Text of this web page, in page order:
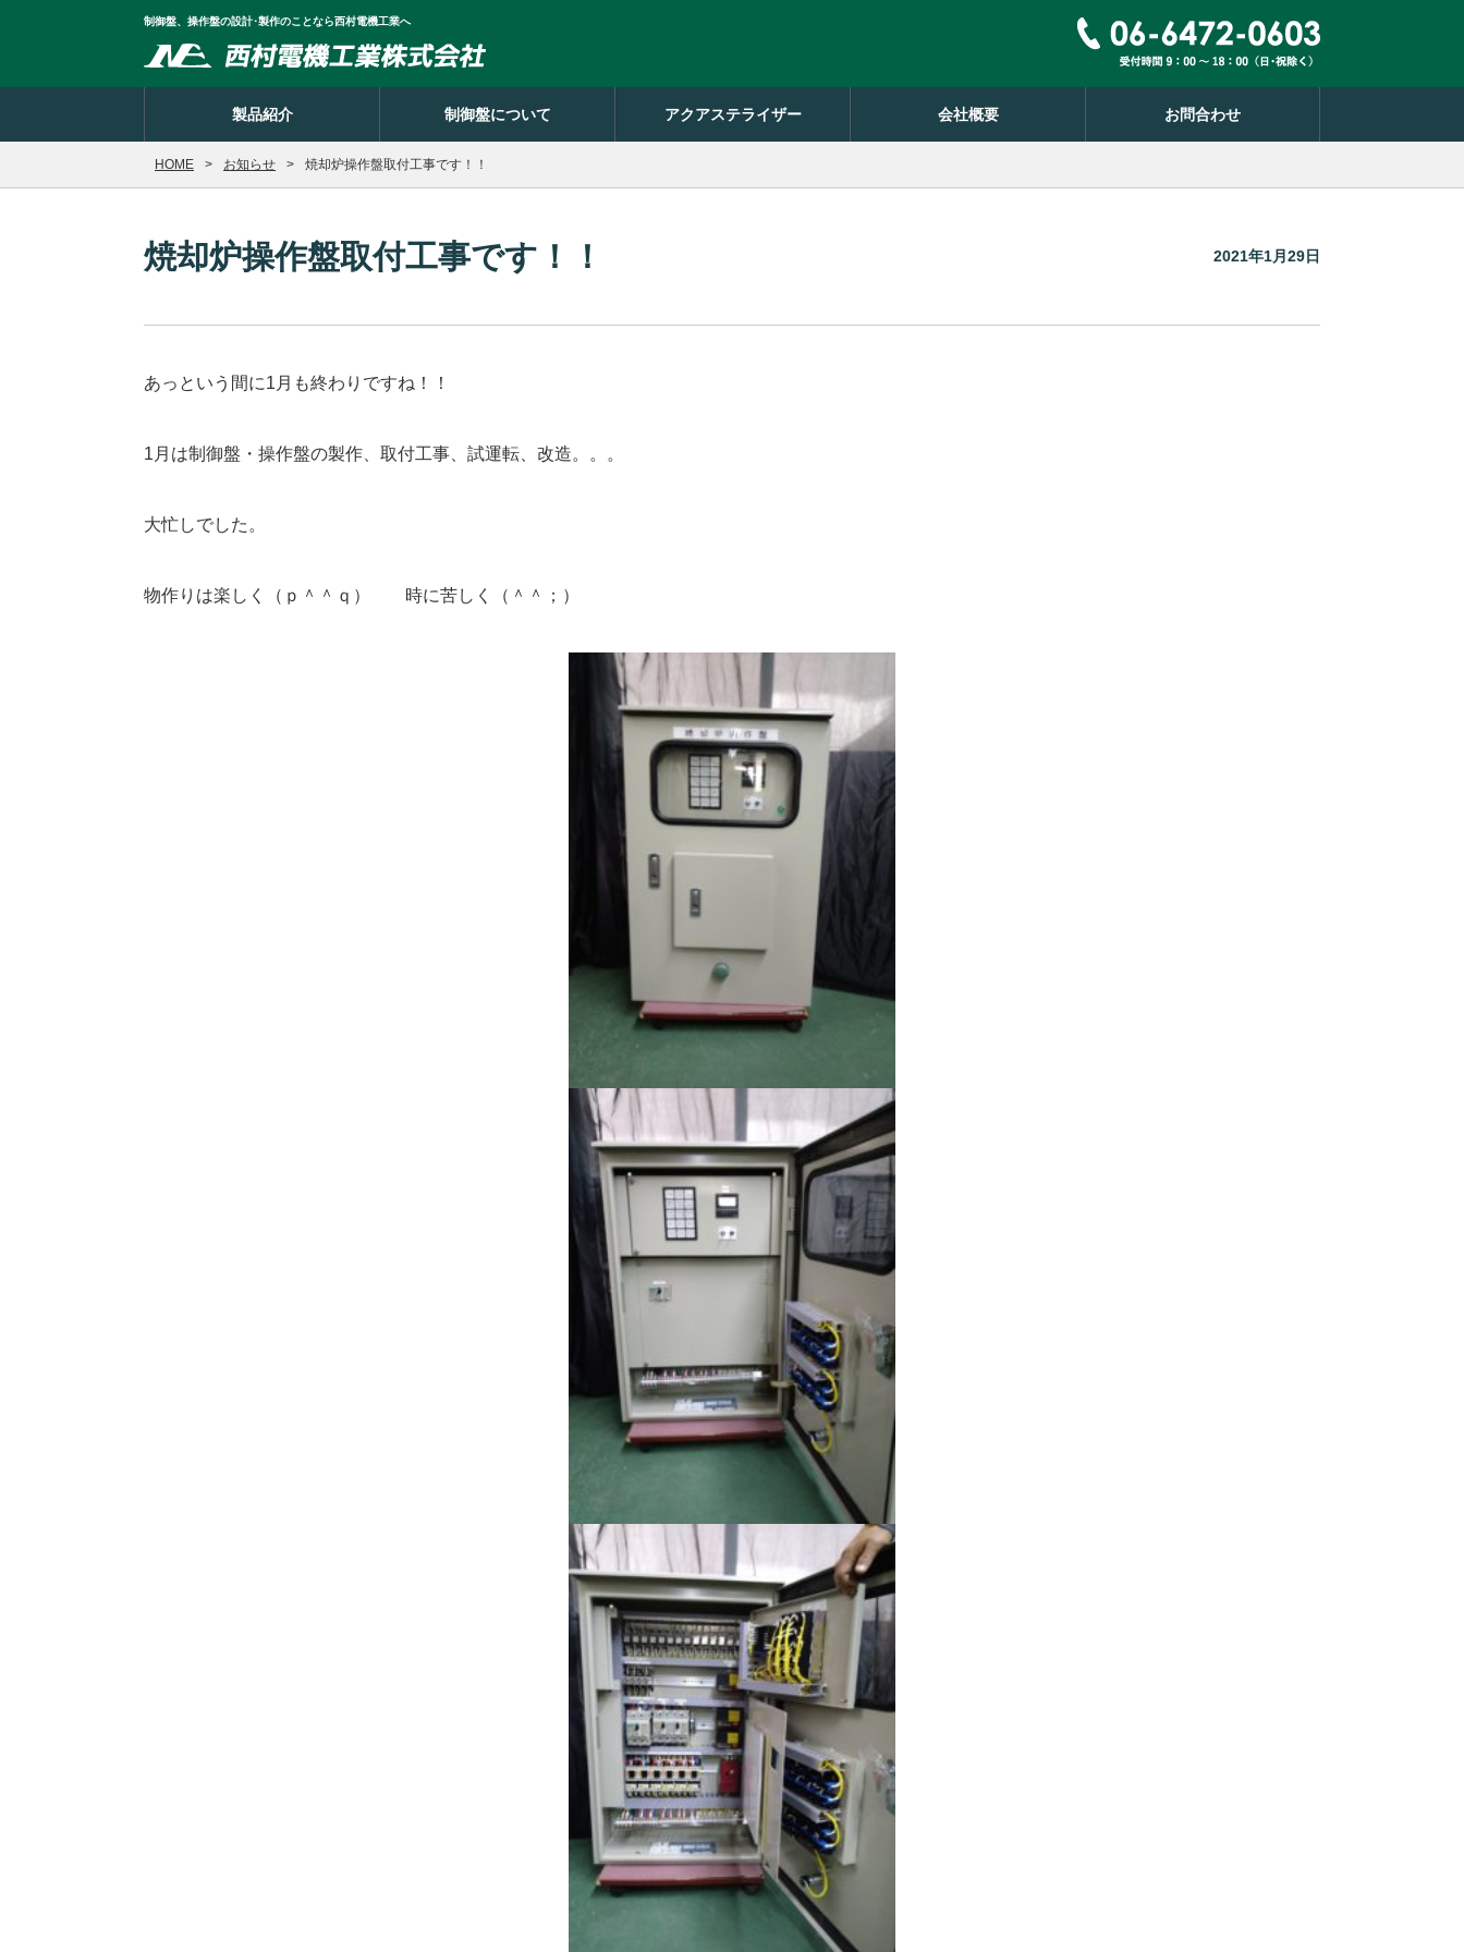
制御盤、操作盤の設計･製作のことなら西村電機工業へ
製品紹介 制御盤について アクアステライザー 会社概要 お問合わせ
HOME お知らせ 焼却炉操作盤取付工事です！！
焼却炉操作盤取付工事です！！ 2021年1月29日
あっという間に1月も終わりですね！！
1月は制御盤・操作盤の製作、取付工事、試運転、改造。。。
大忙しでした。
物作りは楽しく（ｐ＾＾ｑ） 時に苦しく（＾＾；）